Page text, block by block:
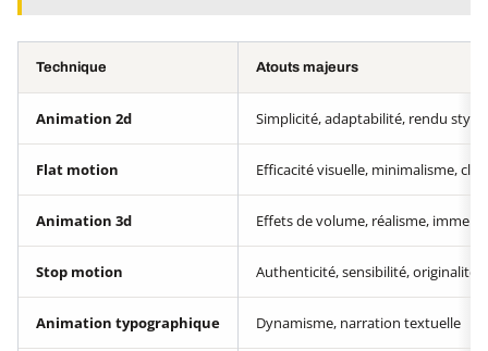
Technique Atouts majeurs
Animation 2d Simplicité, adaptabilité, rendu
Flat motion Efficacité visuelle, minimalisme,
Animation 3d Effets de volume, réalisme,
Stop motion Authenticité, sensibilité, originalité
Animation typographique Dynamisme, narration textuelle